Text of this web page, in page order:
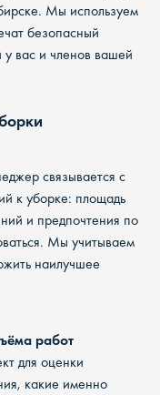
Мы используем
безопасный
у вас и членов вашей
связывается с
к уборке: площадь
и предпочтения по
Мы учитываем
наилучшее
работ
для оценки
какие именно